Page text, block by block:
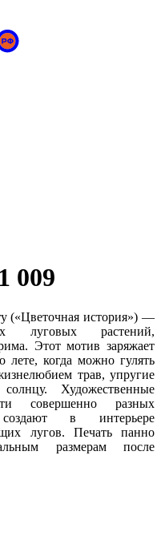
009
(«Цветочная история») —
луговых растений,
Этот мотив заряжает
лете, когда можно гулять
трав, упругие
Художественные
совершенно разных
создают в интерьере
лугов. Печать панно
размерам после